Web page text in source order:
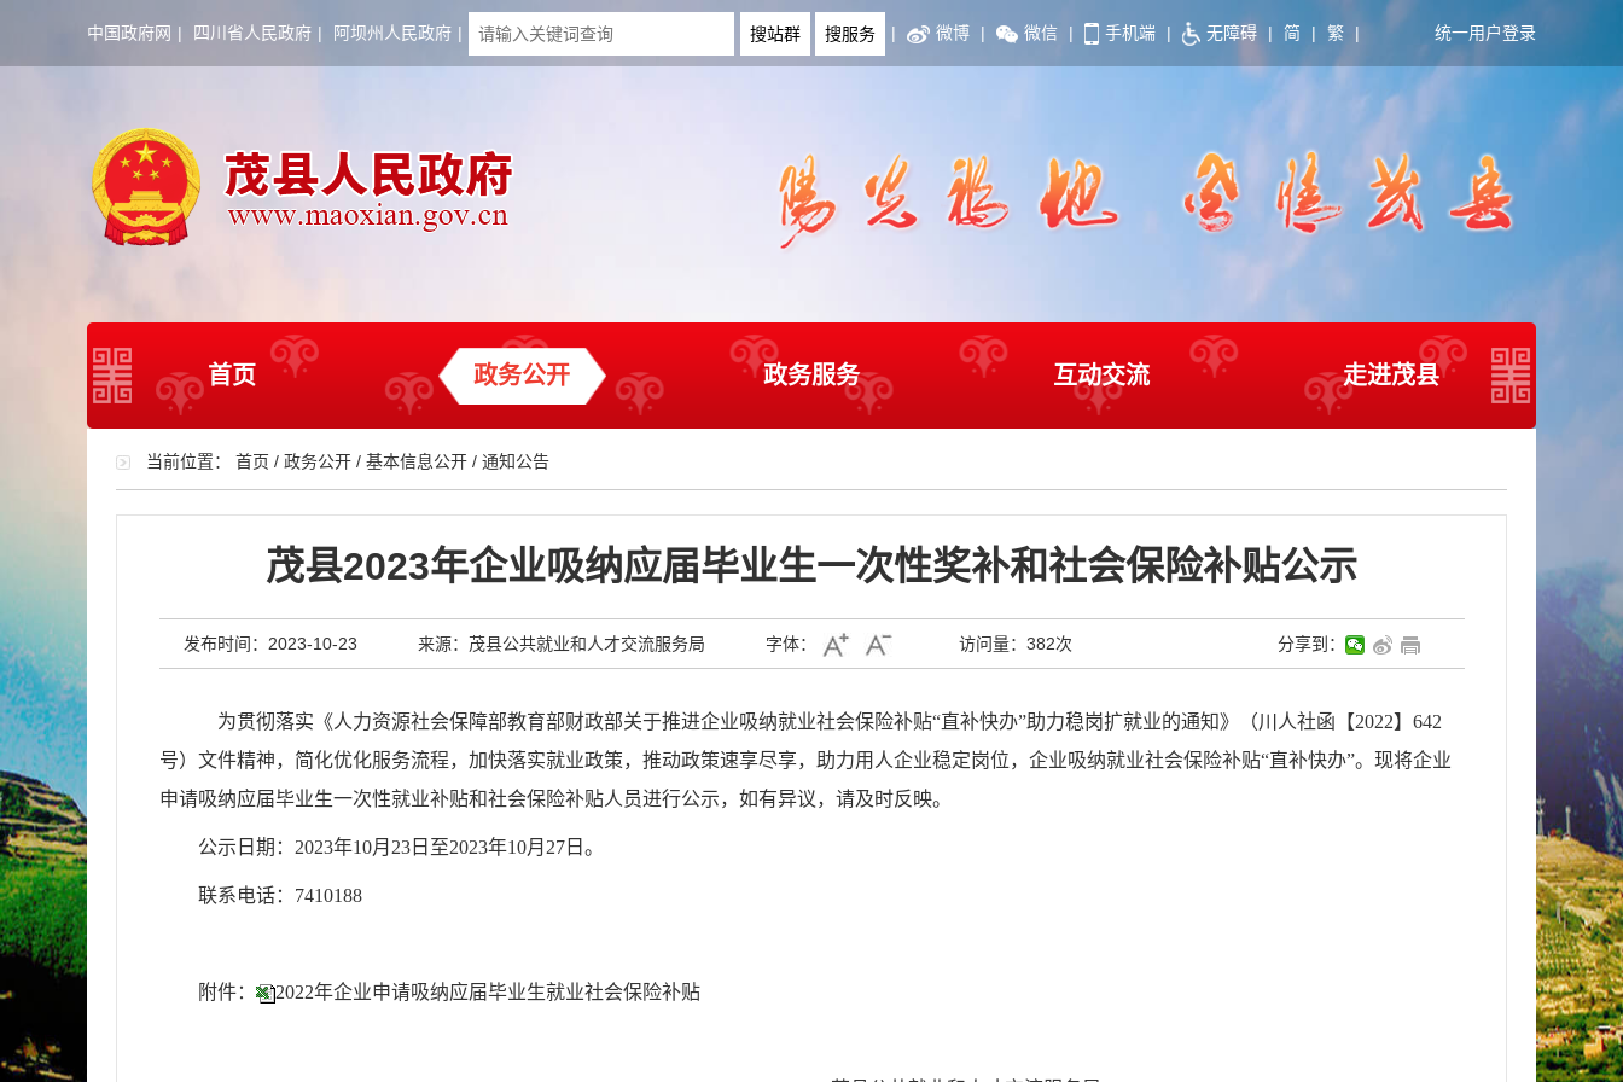
中国政府网 | 四川省人民政府 | 阿坝州人民政府 | | 微博 | 微信 | 手机端 | 无障碍 | 简 | 繁 | 统一用户登录
首页 政务公开 政务服务 互动交流 走进茂县
当前位置： 首页 / 政务公开 / 基本信息公开 / 通知公告
茂县2023年企业吸纳应届毕业生一次性奖补和社会保险补贴公示
发布时间：2023-10-23 来源：茂县公共就业和人才交流服务局 字体： 访问量： 382次 分享到：
为贯彻落实《人力资源社会保障部教育部财政部关于推进企业吸纳就业社会保险补贴“直补快办”助力稳岗扩就业的通知》（川人社函【2022】642
号）文件精神，简化优化服务流程， 加快落实就业政策，推动政策速享尽享，助力用人企业稳定岗位，企业吸纳就业社会保险补贴“直补快办”。 现将企业
申请吸纳应届毕业生一次性就业补贴和社会保险补贴人员进行公示，如有异议，请及时反 映。
公示日期： 2023年10月 23日至2023年10月 27日。
联系电话： 7410188
附件： 2022年企业申请吸纳应届毕业生就业社会保险补贴